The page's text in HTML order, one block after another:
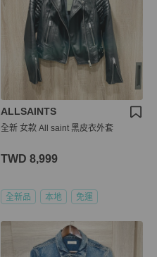
ALLSAINTS
全新 女款 All saint 黑皮衣外套
TWD 8,999
全新品 本地 免運